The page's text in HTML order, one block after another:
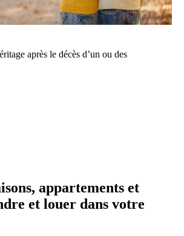
après le décès d’un ou des
appartements et
et louer dans votre